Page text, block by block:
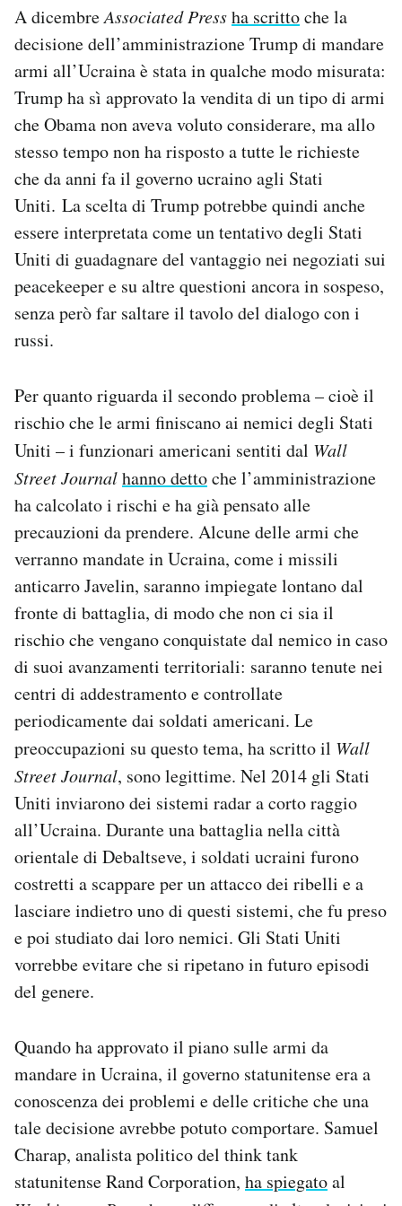
A dicembreAssociated Pressha scrittoche la
decisione dell’amministrazione Trump di mandare
armi all’Ucraina è stata in qualche modo misurata:
Trump ha sì approvato la vendita di un tipo di armi
che Obama non aveva voluto considerare, ma allo
stesso tempo non ha risposto a tutte le richieste
che da anni fa il governo ucraino agli Stati
Uniti. La scelta di Trump potrebbe quindi anche
essere interpretata come un tentativo degli Stati
Uniti di guadagnare del vantaggio nei negoziati sui
peacekeeper e su altre questioni ancora in sospeso,
senza però far saltare il tavolo del dialogo con i
russi.
Per quanto riguarda il secondo problema – cioè il
rischio che le armi finiscano ai nemici degli Stati
Uniti – i funzionari americani sentiti dal Wall
Street Journalhanno dettoche l’amministrazione
ha calcolato i rischi e ha già pensato alle
precauzioni da prendere. Alcune delle armi che
verranno mandate in Ucraina, come i missili
anticarro Javelin, saranno impiegate lontano dal
fronte di battaglia, di modo che non ci sia il
rischio che vengano conquistate dal nemico in caso
di suoi avanzamenti territoriali: saranno tenute nei
centri di addestramento e controllate
periodicamente dai soldati americani. Le
preoccupazioni su questo tema, ha scritto il Wall
Street Journal, sono legittime. Nel 2014 gli Stati
Uniti inviarono dei sistemi radar a corto raggio
all’Ucraina. Durante una battaglia nella città
orientale di Debaltseve, i soldati ucraini furono
costretti a scappare per un attacco dei ribelli e a
lasciare indietro uno di questi sistemi, che fu preso
e poi studiato dai loro nemici. Gli Stati Uniti
vorrebbe evitare che si ripetano in futuro episodi
del genere.
Quando ha approvato il piano sulle armi da
mandare in Ucraina, il governo statunitense era a
conoscenza dei problemi e delle critiche che una
tale decisione avrebbe potuto comportare. Samuel
Charap, analista politico del think tank
statunitense Rand Corporation, ha spiegatoal